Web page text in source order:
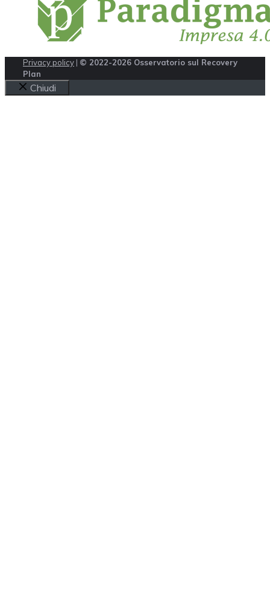
Privacy policy | © 2022-2026 Osservatorio sul Recovery
Plan
Chiudi